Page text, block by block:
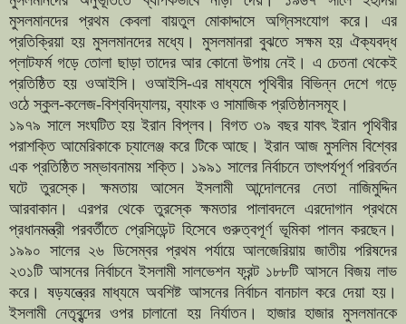
মুসলমানদের প্রথম কেবলা বায়তুল মোকাদ্দাসে অগ্নিসংযোগ করে। এর
প্রতিক্রিয়া হয় মুসলমানদের মধ্যে। মুসলমানরা বুঝতে সক্ষম হয় ঐক্যবদ্ধ
প্লাটফর্ম গড়ে তোলা ছাড়া তাদের আর কোনো উপায় নেই। এ চেতনা থেকেই
প্রতিষ্ঠিত হয় ওআইসি। ওআইসি-এর মাধ্যমে পৃথিবীর বিভিন্ন দেশে গড়ে
ওঠে স্কুল-কলেজ-বিশ্ববিদ্যালয়, ব্যাংক ও সামাজিক প্রতিষ্ঠানসমূহ।
১৯৭৯ সালে সংঘটিত হয় ইরান বিপ্লব। বিগত ৩৯ বছর যাবৎ ইরান পৃথিবীর
পরাশক্তি আমেরিকাকে চ্যালেঞ্জ করে টিকে আছে। ইরান আজ মুসলিম বিশ্বের
এক প্রতিষ্ঠিত সম্ভাবনাময় শক্তি। ১৯৯১ সালের নির্বাচনে তাৎপর্যপূর্ণ পরিবর্তন
ঘটে তুরস্কে। ক্ষমতায় আসেন ইসলামী আন্দোলনের নেতা নাজিমুদ্দিন
আরবাকান। এরপর থেকে তুরস্কে ক্ষমতার পালাবদলে এরদোগান প্রথমে
প্রধানমন্ত্রী পরবর্তীতে প্রেসিডেন্ট হিসেবে গুরুত্বপূর্ণ ভূমিকা পালন করছেন।
১৯৯০ সালের ২৬ ডিসেম্বর প্রথম পর্যায়ে আলজেরিয়ায় জাতীয় পরিষদের
২৩১টি আসনের নির্বাচনে ইসলামী সালভেশন ফ্রন্ট ১৮৮টি আসনে বিজয় লাভ
করে। ষড়যন্ত্রের মাধ্যমে অবশিষ্ট আসনের নির্বাচন বানচাল করে দেয়া হয়।
ইসলামী নেতৃবৃন্দের ওপর চালানো হয় নির্যাতন। হাজার হাজার মুসলমানকে